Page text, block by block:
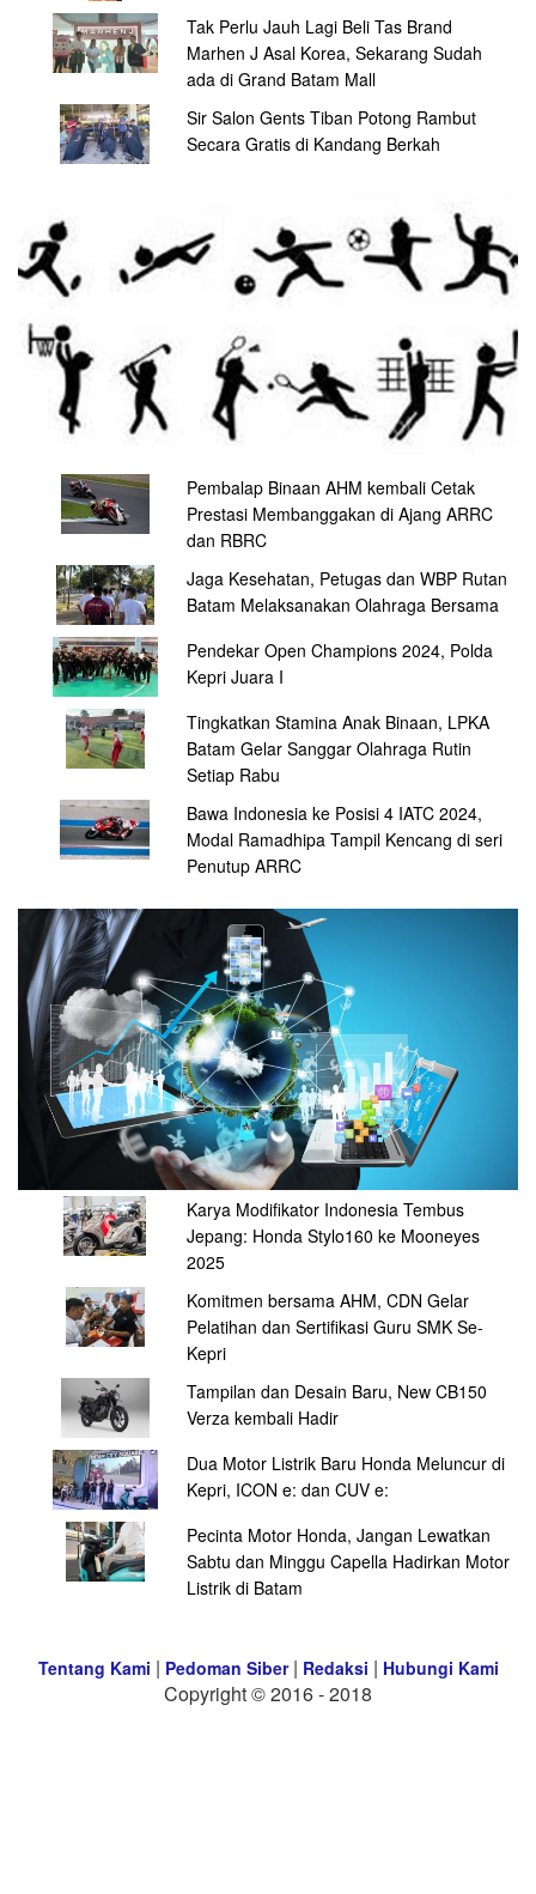
Tak Perlu Jauh Lagi Beli Tas Brand
Marhen J Asal Korea, Sekarang Sudah
ada di Grand Batam Mall
Sir Salon Gents Tiban Potong Rambut
Secara Gratis di Kandang Berkah
Pembalap Binaan AHM kembali Cetak
Prestasi Membanggakan di Ajang ARRC
dan RBRC
Jaga Kesehatan, Petugas dan WBP Rutan
Batam Melaksanakan Olahraga Bersama
Pendekar Open Champions 2024, Polda
Kepri Juara I
Tingkatkan Stamina Anak Binaan, LPKA
Batam Gelar Sanggar Olahraga Rutin
Setiap Rabu
Bawa Indonesia ke Posisi 4 IATC 2024,
Modal Ramadhipa Tampil Kencang di seri
Penutup ARRC
Karya Modifikator Indonesia Tembus
Jepang: Honda Stylo160 ke Mooneyes
2025
Komitmen bersama AHM, CDN Gelar
Pelatihan dan Sertifikasi Guru SMK Se-
Kepri
Tampilan dan Desain Baru, New CB150
Verza kembali Hadir
Dua Motor Listrik Baru Honda Meluncur di
Kepri, ICON e: dan CUV e:
Pecinta Motor Honda, Jangan Lewatkan
Sabtu dan Minggu Capella Hadirkan Motor
Listrik di Batam
Tentang Kami | Pedoman Siber| Redaksi | Hubungi Kami
Copyright © 2016 - 2018